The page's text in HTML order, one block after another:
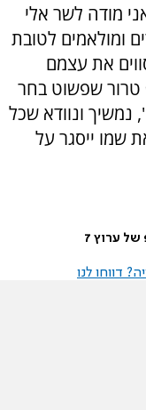
מודה לשר אלי
ומולאמים לטובת
את עצמם
טרור שפשוט בחר
ונוודא שכל
שמו ייסגר על
ערוץ 7
דווחו לנו